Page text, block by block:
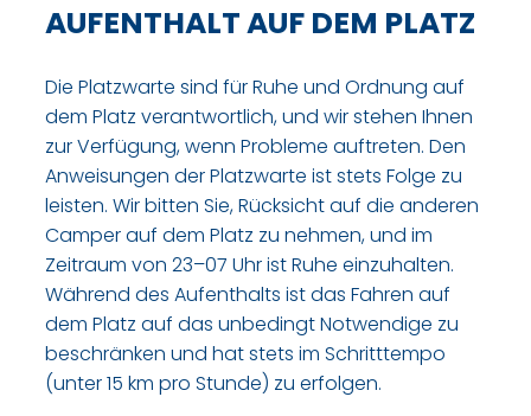
AUFENTHALT AUF DEM PLATZ
Die Platzwarte sind für Ruhe und Ordnung auf
dem Platz verantwortlich, und wir stehen Ihnen
zur Verfügung, wenn Probleme auftreten. Den
Anweisungen der Platzwarte ist stets Folge zu
leisten. Wir bitten Sie, Rücksicht auf die anderen
Camper auf dem Platz zu nehmen, und im
Zeitraum von 23–07 Uhr ist Ruhe einzuhalten.
Während des Aufenthalts ist das Fahren auf
dem Platz auf das unbedingt Notwendige zu
beschränken und hat stets im Schritttempo
(unter 15 km pro Stunde) zu erfolgen.